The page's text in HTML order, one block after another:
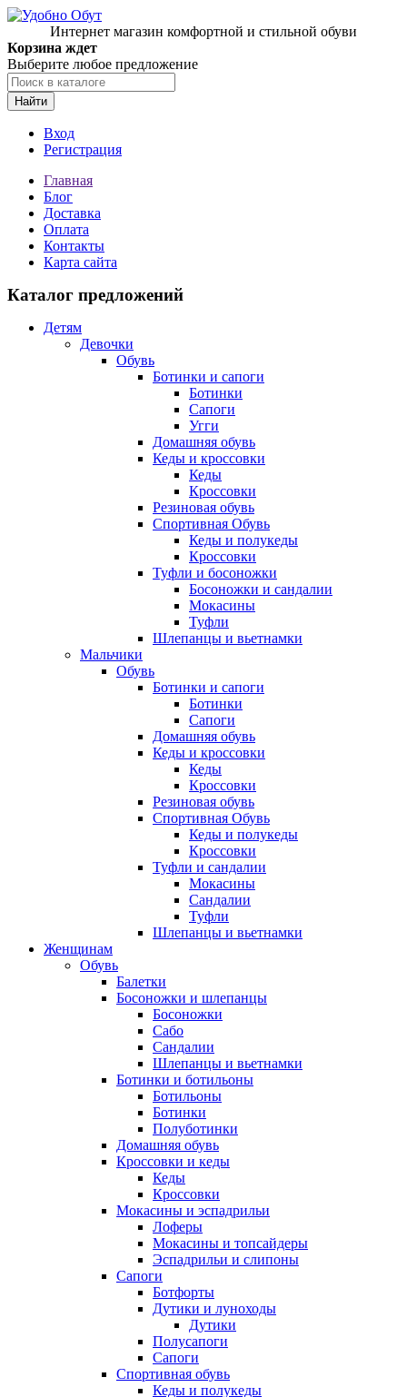
Интернет магазин комфортной и стильной обуви
Корзина ждет
Выберите любое предложение
Найти
Вход
Регистрация
Главная
Блог
Доставка
Оплата
Контакты
Карта сайта
Каталог предложений
Детям
Девочки
Обувь
Ботинки и сапоги
Ботинки
Сапоги
Угги
Домашняя обувь
Кеды и кроссовки
Кеды
Кроссовки
Резиновая обувь
Спортивная Обувь
Кеды и полукеды
Кроссовки
Туфли и босоножки
Босоножки и сандалии
Мокасины
Туфли
Шлепанцы и вьетнамки
Мальчики
Обувь
Ботинки и сапоги
Ботинки
Сапоги
Домашняя обувь
Кеды и кроссовки
Кеды
Кроссовки
Резиновая обувь
Спортивная Обувь
Кеды и полукеды
Кроссовки
Туфли и сандалии
Мокасины
Сандалии
Туфли
Шлепанцы и вьетнамки
Женщинам
Обувь
Балетки
Босоножки и шлепанцы
Босоножки
Сабо
Сандалии
Шлепанцы и вьетнамки
Ботинки и ботильоны
Ботильоны
Ботинки
Полуботинки
Домашняя обувь
Кроссовки и кеды
Кеды
Кроссовки
Мокасины и эспадрильи
Лоферы
Мокасины и топсайдеры
Эспадрильи и слипоны
Сапоги
Ботфорты
Дутики и луноходы
Дутики
Полусапоги
Сапоги
Спортивная обувь
Кеды и полукеды